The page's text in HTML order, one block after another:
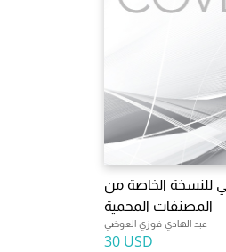
للنسخة الخاصة من
المصنفات المحمية
عبد الهادي فوزي العوضي
30 USD